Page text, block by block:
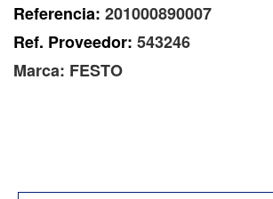
Referencia: 201000890007
Ref. Proveedor: 543246
Marca: FESTO